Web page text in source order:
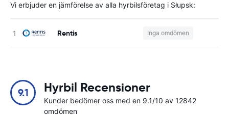
Vi erbjuder en jämförelse av alla hyrbilsföretag i Słupsk:
Rentis Inga omdömen
9.1 Hyrbil Recensioner
Kunder bedömer oss med en 9.1/10 av 12842
omdömen